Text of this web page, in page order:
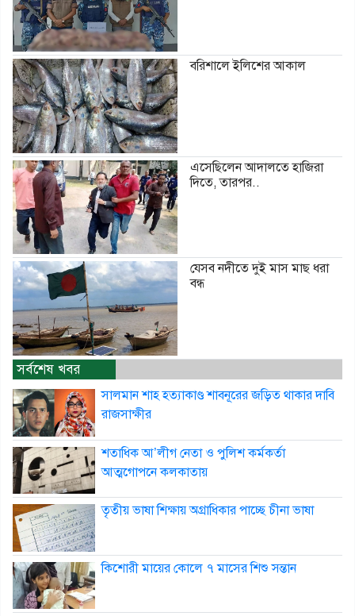
বরিশালে ইলিশের আকাল
এসেছিলেন আদালতে হাজিরা
দিতে, তারপর..
যেসব নদীতে দুই মাস মাছ ধরা
বন্ধ
সর্বশেষ খবর
সালমান শাহ হত্যাকাণ্ড শাবনূরের জড়িত থাকার দাবি
রাজসাক্ষীর
শতাধিক আ’লীগ নেতা ও পুলিশ কর্মকর্তা
আত্মগোপনে কলকাতায়
তৃতীয় ভাষা শিক্ষায় অগ্রাধিকার পাচ্ছে চীনা ভাষা
কিশোরী মায়ের কোলে ৭ মাসের শিশু সন্তান